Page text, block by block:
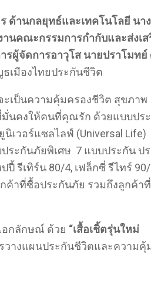
ร ด้านกลยุทธ์และเทคโนโลยี นา
านคณะกรรมการกำกับและส่งเ
ดการอาวุโส นายปราโมทย์
เมืองไทยประกันชีวิต
เป็นความคุ้มครองชีวิต สุข
นคงให้คนที่คุณรัก ด้วยแบบป
เวอร์แซลไลฟ์ (Universal
กันภัยพิเศษ 7 แบบประกัน ป
ปปี้ รีเทิร์น 80/4, เฟล็กซี่ รีไ
าที่ซื้อประกันภัย รวมถึงลูกค้
อกลักษณ์ ด้วย “เสื้อเชิ้ตรุ่นให
งแผนประกันชีวิตและความ